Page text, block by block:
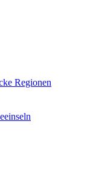
Regionen